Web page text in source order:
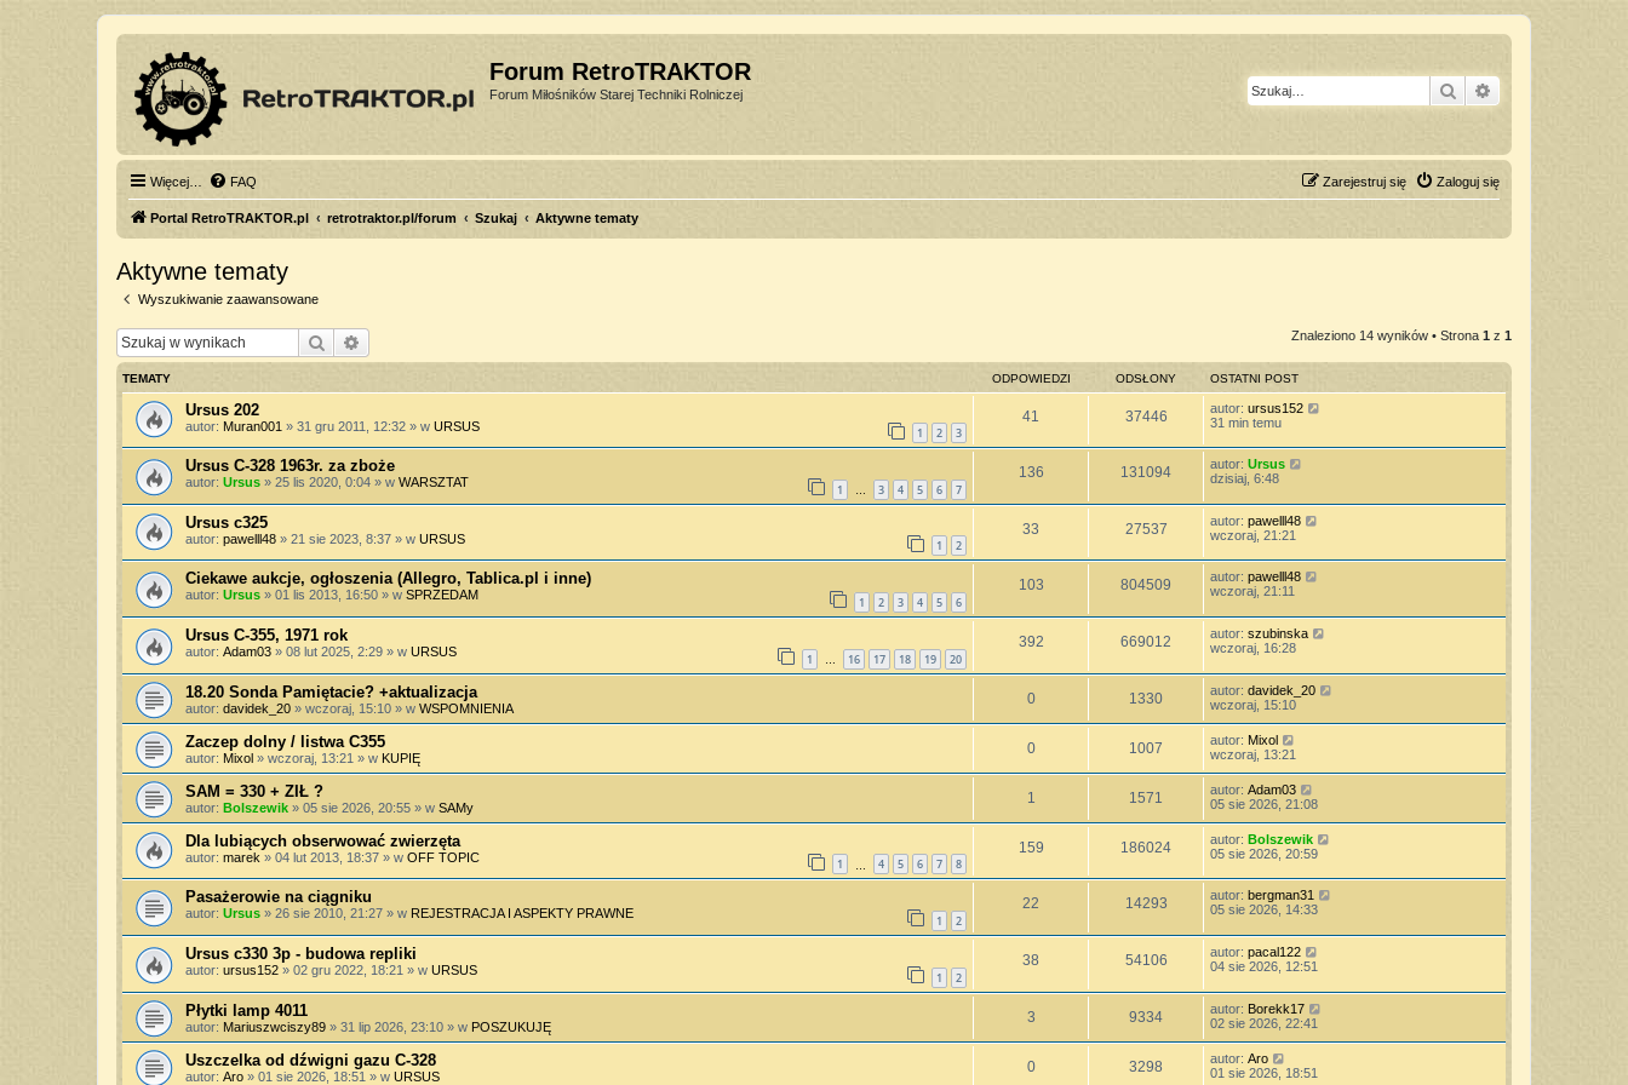
Forum RetroTRAKTOR
Forum Miłośników Starej Techniki Rolniczej Szukaj
Więcej… FAQ Zaloguj się
Zarejestruj się
Portal RetroTRAKTOR.pl retrotraktor.pl/forum Szukaj Aktywne tematy
Aktywne tematy
Wyszukiwanie zaawansowane
Szukaj Znaleziono 14 wyników • Strona 1 z 1
TEMATY ODPOWIEDZI ODSŁONY OSTATNI POST
Ursus 202
autor: Muran001 » 31 gru 2011, 12:32 » w URSUS 1 2 3
41 37446 autor: ursus152
31 min temu
Ursus C-328 1963r. za zboże
autor: Ursus » 25 lis 2020, 0:04 » w WARSZTAT 1 … 3 4 5 6 7
136 131094 autor: Ursus
dzisiaj, 6:48
Ursus c325
autor: pawelll48 » 21 sie 2023, 8:37 » w URSUS 1 2
33 27537 autor: pawelll48
wczoraj, 21:21
Ciekawe aukcje, ogłoszenia (Allegro, Tablica.pl i inne)
autor: Ursus » 01 lis 2013, 16:50 » w SPRZEDAM 1 2 3 4 5 6
103 804509 autor: pawelll48
wczoraj, 21:11
Ursus C-355, 1971 rok
autor: Adam03 » 08 lut 2025, 2:29 » w URSUS 1 … 16 17 18 19 20
392 669012 autor: szubinska
wczoraj, 16:28
18.20 Sonda Pamiętacie? +aktualizacja
autor: davidek_20 » wczoraj, 15:10 » w WSPOMNIENIA
0 1330 autor: davidek_20
wczoraj, 15:10
Zaczep dolny / listwa C355
autor: Mixol » wczoraj, 13:21 » w KUPIĘ
0 1007 autor: Mixol
wczoraj, 13:21
SAM = 330 + ZIŁ ?
autor: Bolszewik » 05 sie 2026, 20:55 » w SAMy
1 1571 autor: Adam03
05 sie 2026, 21:08
Dla lubiących obserwować zwierzęta
autor: marek » 04 lut 2013, 18:37 » w OFF TOPIC 1 4 5 6 7 8
159 186024 autor: Bolszewik
05 sie 2026, 20:59
Pasażerowie na ciągniku
autor: Ursus » 26 sie 2010, 21:27 » w REJESTRACJA I ASPEKTY PRAWNE 1 2
22 14293 autor: bergman31
05 sie 2026, 14:33
Ursus c330 3p - budowa repliki
autor: ursus152 » 02 gru 2022, 18:21 » w URSUS 1 2
38 54106 autor: pacal122
04 sie 2026, 12:51
Płytki lamp 4011
autor: Mariuszwciszy89 » 31 lip 2026, 23:10 » w POSZUKUJĘ
3 9334 autor: Borekk17
02 sie 2026, 22:41
Uszczelka od dźwigni gazu C-328
autor: Aro » 01 sie 2026, 18:51 » w URSUS
0 3298 autor: Aro
01 sie 2026, 18:51